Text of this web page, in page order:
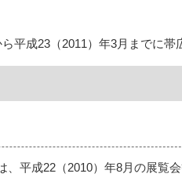
平成23（2011）年3月までに
平成22（2010）年8月の展覧会